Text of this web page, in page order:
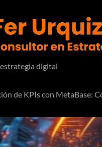
digital
de KPIs con MetaBase: